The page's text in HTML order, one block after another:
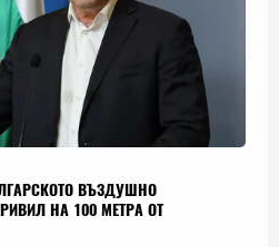
ВЪЗДУШНО
НА 100 МЕТРА ОТ